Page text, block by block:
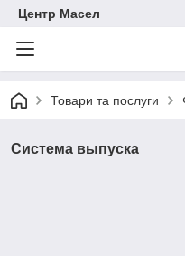
Центр Масел
Товари та послуги
Система выпуска